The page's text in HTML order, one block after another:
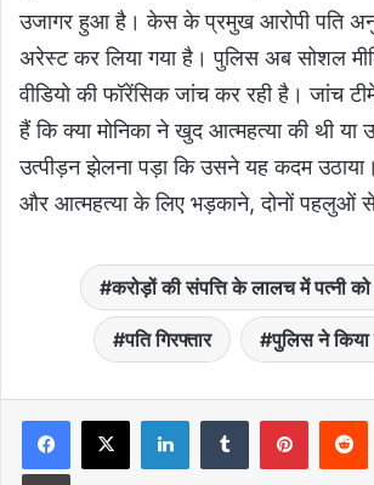
उजागर हुआ है। केस के प्रमुख आरोपी पति
अरेस्ट कर लिया गया है। पुलिस अब सोशल
वीडियो की फॉरेंसिक जांच कर रही है। जांच
हैं कि क्या मोनिका ने खुद आत्महत्या की थी या
उत्पीड़न झेलना पड़ा कि उसने यह कदम
और आत्महत्या के लिए भड़काने, दोनों पहलुओं
करोड़ों की संपत्ति के लालच में पत्नी को
पति गिरफ्तार पुलिस ने